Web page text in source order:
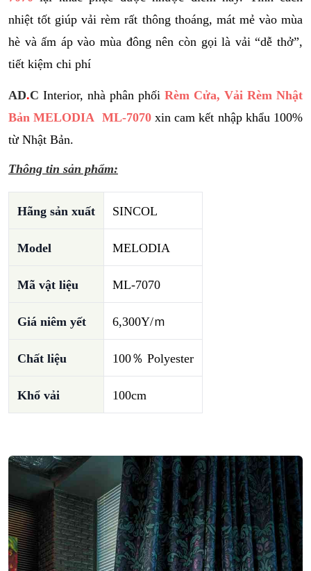
nhiệt tốt giúp vải rèm rất thông thoáng, mát mẻ vào mùa
hè và ấm áp vào mùa đông nên còn gọi là vải “dễ thở”,
tiết kiệm chi phí
AD.C Interior, nhà phân phối Rèm Cửa, Vải Rèm Nhật
Bản MELODIA ML-7070xin cam kết nhập khẩu 100%
từ Nhật Bản.
Thông tin sản phẩm:
Hãng sản xuất SINCOL
Model MELODIA
Mã vật liệu ML-7070
Giá niêm yết 6,300Y/ｍ
Chất liệu 100％ Polyester
Khổ vải 100cm